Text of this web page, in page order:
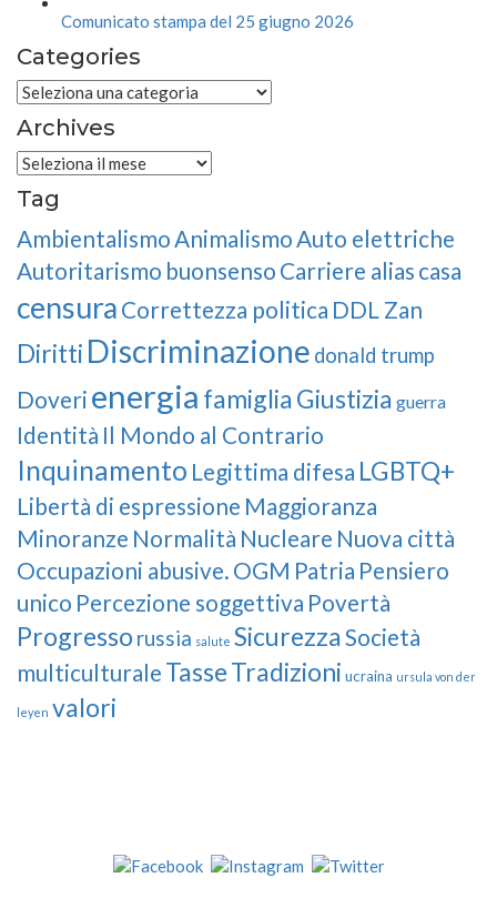
Comunicato stampa del 25 giugno 2026
Categories
Categories
Archives
Archives
Tag
AmbientalismoAnimalismoAuto elettriche
Autoritarismo buonsenso Carriere alias casa
censura Correttezza politica DDL Zan
Diritti Discriminazione donald trump
Doveri energia famiglia Giustizia guerra
Identità Il Mondo al Contrario
Inquinamento Legittima difesa LGBTQ+
Libertà di espressione Maggioranza
Minoranze Normalità Nucleare Nuova città
Occupazioni abusive. OGM Patria Pensiero
unico Percezione soggettiva Povertà
Progresso russia salute Sicurezza Società
multiculturale TasseTradizioni ucraina ursula von der
leyen valori